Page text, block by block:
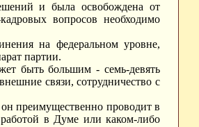
и была освобождена от
вопросов необходимо
на федеральном уровне,
партии.
быть большим - семь-девять
связи, сотрудничество с
преимущественно проводит в
в Думе или каком-либо